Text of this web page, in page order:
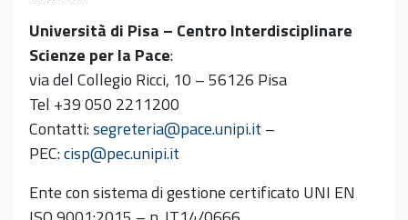
Università di Pisa – Centro Interdisciplinare
Scienze per la Pace:
via del Collegio Ricci, 10 – 56126 Pisa
Tel +39 050 2211200
Contatti:segreteria@pace.unipi.it –
PEC:cisp@pec.unipi.it
Ente con sistema di gestione certificato UNI EN